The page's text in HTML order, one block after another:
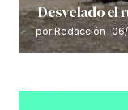
Desvelado el
por Redacción